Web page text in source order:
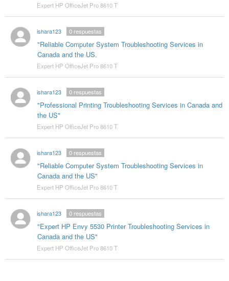
Expert HP OfficeJet Pro 8610 T
ishara123
"Reliable Computer System Troubleshooting Services in
Canada and the US.
0respuestas
Expert HP OfficeJet Pro 8610 T
ishara123
"Professional Printing Troubleshooting Services in Canada and
the US"
0respuestas
Expert HP OfficeJet Pro 8610 T
ishara123
"Reliable Computer System Troubleshooting Services in
Canada and the US"
0respuestas
Expert HP OfficeJet Pro 8610 T
ishara123
"Expert HP Envy 5530 Printer Troubleshooting Services in
Canada and the US"
0respuestas
Expert HP OfficeJet Pro 8610 T